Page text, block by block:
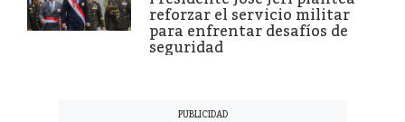
reforzar el servicio militar
para enfrentar desafíos de
seguridad